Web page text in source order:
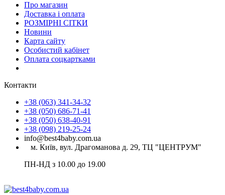
Про магазин
Доставка і оплата
РОЗМІРНІ СІТКИ
Новини
Карта сайту
Особистий кабінет
Оплата соцкартками
Контакти
+38 (063) 341-34-32
+38 (050) 686-71-41
+38 (050) 638-40-91
+38 (098) 219-25-24
info@best4baby.com.ua
м. Київ, вул. Драгоманова д. 29, ТЦ "ЦЕНТРУМ"
ПН-НД з 10.00 до 19.00